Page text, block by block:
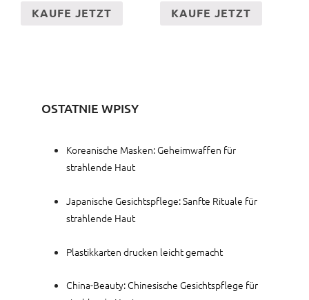
KAUFE JETZT KAUFE JETZT
OSTATNIE WPISY
Koreanische Masken: Geheimwaffen für
strahlende Haut
Japanische Gesichtspflege: Sanfte Rituale für
strahlende Haut
Plastikkarten drucken leicht gemacht
China-Beauty: Chinesische Gesichtspflege für